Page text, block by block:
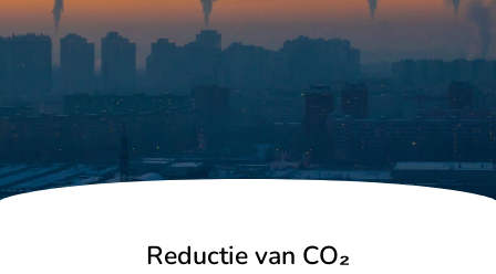
Reductie van CO₂